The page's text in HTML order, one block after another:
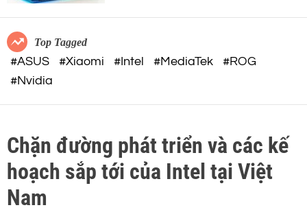
c
m
o
d
Top Tagged
#ASUS #Xiaomi #Intel #MediaTek
#ROG
#Nvidia
Chặn đường phát triển và các kế
hoạch sắp tới của Intel tại Việt
Nam